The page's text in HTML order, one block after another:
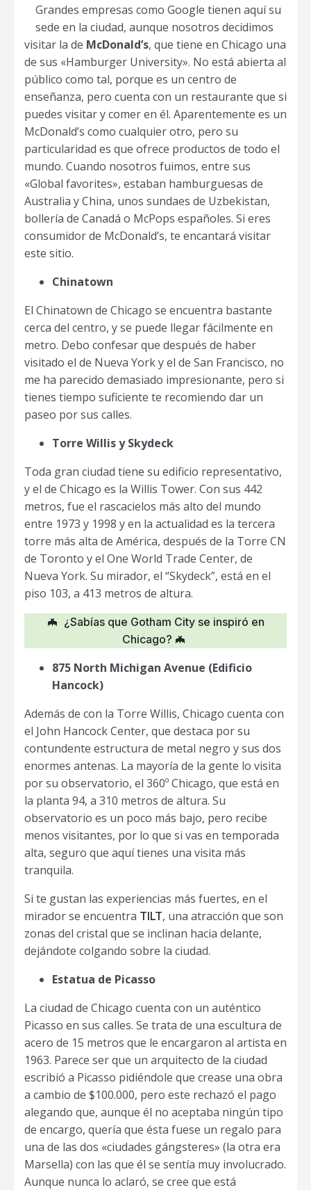
Grandes empresas como Google tienen aquí su
sede en la ciudad, aunque nosotros decidimos
visitar la de McDonald’s, que tiene en Chicago una
de sus «Hamburger University». No está abierta al
público como tal, porque es un centro de
enseñanza, pero cuenta con un restaurante que si
puedes visitar y comer en él. Aparentemente es un
McDonald’s como cualquier otro, pero su
particularidad es que ofrece productos de todo el
mundo. Cuando nosotros fuimos, entre sus
«Global favorites», estaban hamburguesas de
Australia y China, unos sundaes de Uzbekistan,
bollería de Canadá o McPops españoles. Si eres
consumidor de McDonald’s, te encantará visitar
este sitio.
Chinatown
El Chinatown de Chicago se encuentra bastante
cerca del centro, y se puede llegar fácilmente en
metro. Debo confesar que después de haber
visitado el de Nueva York y el de San Francisco, no
me ha parecido demasiado impresionante, pero si
tienes tiempo suficiente te recomiendo dar un
paseo por sus calles.
Torre Willis y Skydeck
Toda gran ciudad tiene su edificio representativo,
y el de Chicago es la Willis Tower. Con sus 442
metros, fue el rascacielos más alto del mundo
entre 1973 y 1998 y en la actualidad es la tercera
torre más alta de América, después de la Torre CN
de Toronto y el One World Trade Center, de
Nueva York. Su mirador, el “Skydeck”, está en el
piso 103, a 413 metros de altura.
🦇 ¿Sabías que Gotham City se inspiró en
Chicago? 🦇
875 North Michigan Avenue (Edificio
Hancock)
Además de con la Torre Willis, Chicago cuenta con
el John Hancock Center, que destaca por su
contundente estructura de metal negro y sus dos
enormes antenas. La mayoría de la gente lo visita
por su observatorio, el 360º Chicago, que está en
la planta 94, a 310 metros de altura. Su
observatorio es un poco más bajo, pero recibe
menos visitantes, por lo que si vas en temporada
alta, seguro que aquí tienes una visita más
tranquila.
Si te gustan las experiencias más fuertes, en el
mirador se encuentra TILT, una atracción que son
zonas del cristal que se inclinan hacia delante,
dejándote colgando sobre la ciudad.
Estatua de Picasso
La ciudad de Chicago cuenta con un auténtico
Picasso en sus calles. Se trata de una escultura de
acero de 15 metros que le encargaron al artista en
1963. Parece ser que un arquitecto de la ciudad
escribió a Picasso pidiéndole que crease una obra
a cambio de $100.000, pero este rechazó el pago
alegando que, aunque él no aceptaba ningún tipo
de encargo, quería que ésta fuese un regalo para
una de las dos «ciudades gángsteres» (la otra era
Marsella) con las que él se sentía muy involucrado.
Aunque nunca lo aclaró, se cree que está